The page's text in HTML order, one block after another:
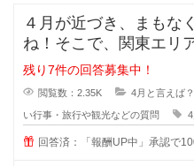
４月が近づき、まもな
ね！そこで、関東エリ
っくりお花見が出来る
残り7件の回答募集中！
閲覧数：2.35K 4月と言えば
い行事・旅行や観光などの質問
回答済：「報酬UP中」承認で